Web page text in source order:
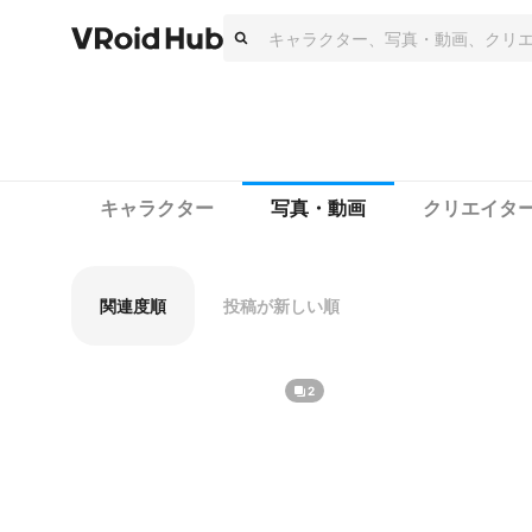
キャラクター 写真・動画 クリエイタ
関連度順 投稿が新しい順
2